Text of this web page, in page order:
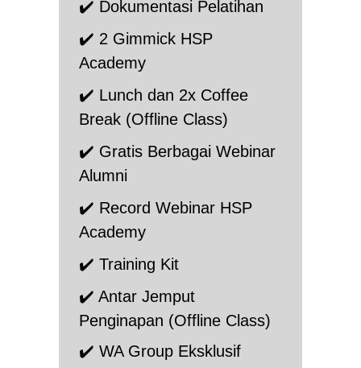
✔️ Dokumentasi Pelatihan
✔️ 2 Gimmick HSP
Academy
✔️ Lunch dan 2x Coffee
Break (Offline Class)
✔️ Gratis Berbagai Webinar
Alumni
✔️ Record Webinar HSP
Academy
✔️ Training Kit
✔️ Antar Jemput
Penginapan (Offline Class)
✔️ WA Group Eksklusif